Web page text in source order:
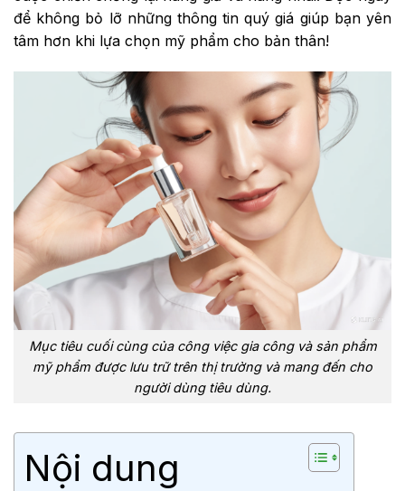
để không bỏ lỡ những thông tin quý giá giúp bạn yên
tâm hơn khi lựa chọn mỹ phẩm cho bản thân!
Mục tiêu cuối cùng của công việc gia công và sản phẩm
mỹ phẩm được lưu trữ trên thị trường và mang đến cho
người dùng tiêu dùng.
Nội dung